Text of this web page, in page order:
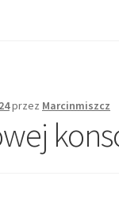
przez Marcinmiszcz